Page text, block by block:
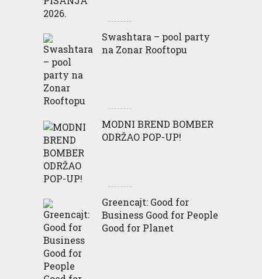
Swashtara – pool party
na Zonar Rooftopu
MODNI BREND BOMBER
ODRŽAO POP-UP!
Greencajt: Good for
Business Good for People
Good for Planet